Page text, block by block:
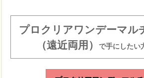
プロクリアワンデーマル
（遠近両用）で手にした